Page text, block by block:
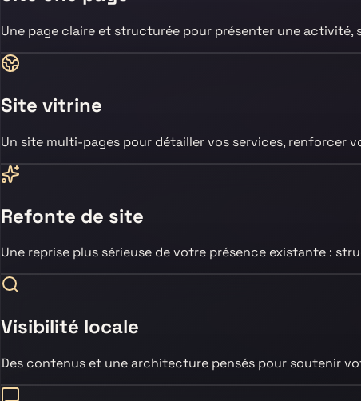
Une page claire et structurée pour présenter une activité,
Site vitrine
Un site multi-pages pour détailler vos services, renforcer
Refonte de site
Une reprise plus sérieuse de votre présence existante :
Visibilité locale
Des contenus et une architecture pensés pour soutenir